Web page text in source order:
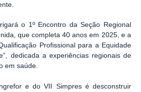
o 1º Encontro da Seção Regional
que completa 40 anos em 2025, e a
Profissional para a Equidade
dedicada a experiências regionais de
em saúde.
e do VII Simpres é desconstruir